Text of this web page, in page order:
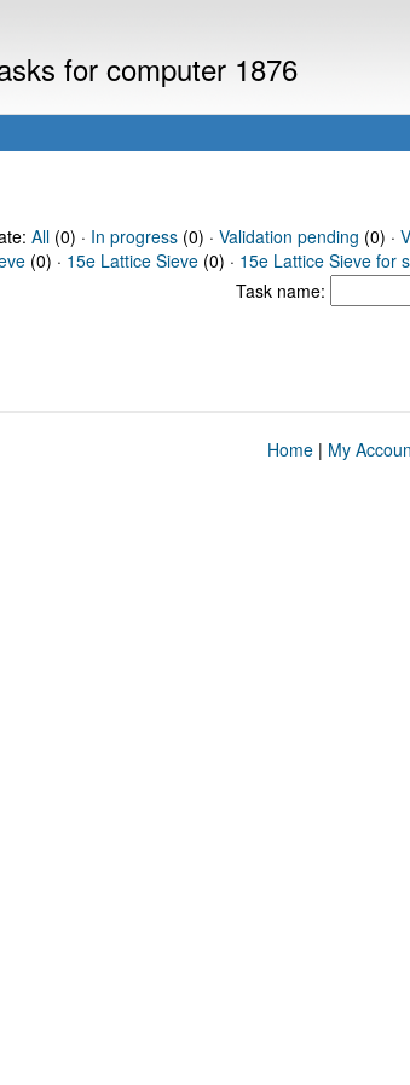
for computer 1876
All(0) · In progress(0) · Validation pending (0) ·
(0) · 15e Lattice Sieve (0) · 15e Lattice Sieve for
Task name:
Home| My